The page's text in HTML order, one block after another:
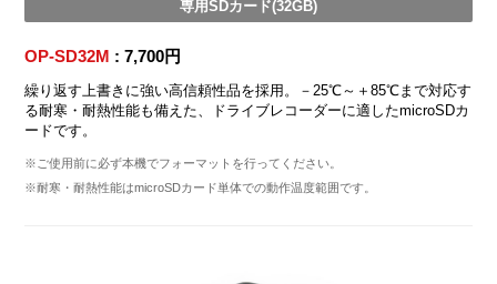
専用SDカード(32GB)
OP-SD32M : 7,700円
繰り返す上書きに強い高信頼性品を採用。－25℃～＋85℃まで対応す
る耐寒・耐熱性能も備えた、ドライブレコーダーに適したmicroSDカ
ードです。
※ご使用前に必ず本機でフォーマットを行ってください。
※耐寒・耐熱性能はmicroSDカード単体での動作温度範囲です。